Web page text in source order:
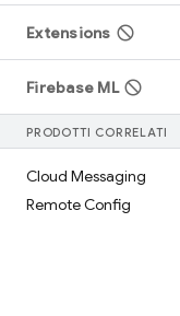
Extensions
Firebase ML
PRODOTTI CORRELATI
Cloud Messaging
Remote Config